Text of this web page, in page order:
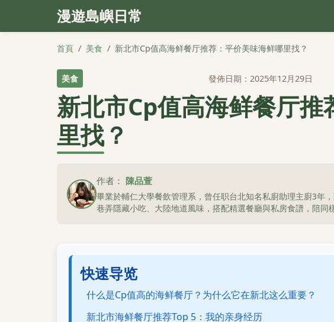
漫遊島嶼日常
首頁 / 美食 / 新北市Cp值高海鲜餐厅推荐：平价美味海鲜哪里找？
美食 發佈日期：2025年12月29日
新北市Cp值高海鲜餐厅
里找？
作者： 陳品萱
畢業於輔仁大學餐飲管理系，曾任职台北知名私廚助理主廚3年
巷弄隱藏小吃、大陸地道風味，搭配精選餐廳與私房食譜，陪同
快速导览
什么是Cp值高的海鲜餐厅？为什么它在新北这么重要？
新北市海鲜餐厅推荐Top 5：我的亲身经历